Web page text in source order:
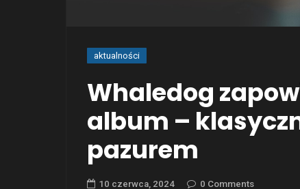
aktualności
Whaledog
album –
pazurem
10 czerwca, 2024 0 Comments